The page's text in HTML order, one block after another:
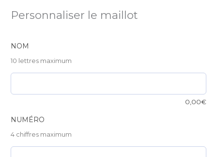
Personnaliser le maillot
NOM
10 lettres maximum
0,00€
NUMÉRO
4 chiffres maximum
marine